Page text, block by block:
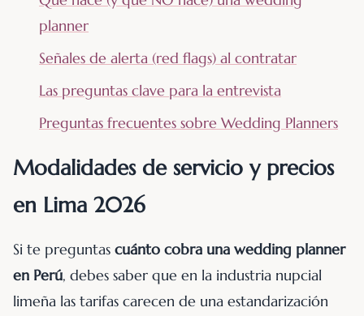
planner
Señales de alerta (red flags) al contratar
Las preguntas clave para la entrevista
Preguntas frecuentes sobre Wedding Planners
Modalidades de servicio y precios
en Lima 2026
Si te preguntas cuánto cobra una wedding planner
en Perú, debes saber que en la industria nupcial
limeña las tarifas carecen de una estandarización